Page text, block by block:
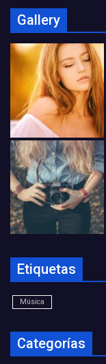
Gallery
Etiquetas
Música
Categorías